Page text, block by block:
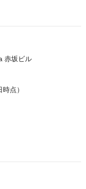
赤坂ビル
点）